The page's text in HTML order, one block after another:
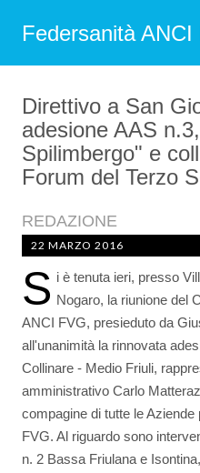
Federsanità ANCI
Direttivo a San
adesione AAS
Spilimbergo" e
Forum del Terzo
REDAZIONE
22 MARZO 2016
S i è tenuta ieri, presso
Nogaro, la riunione del
ANCI FVG, presieduto da
all'unanimità la rinnovata
Collinare - Medio Friuli,
amministrativo Carlo
compagine di tutte le
FVG. Al riguardo sono
n. 2 Bassa Friulana e